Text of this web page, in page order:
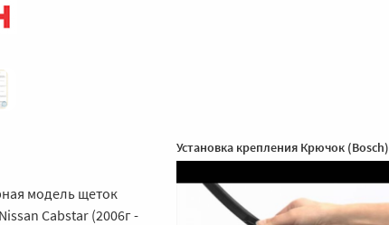
Установка крепления Крючок (Bosch)
модель щеток
Cabstar (2006г -